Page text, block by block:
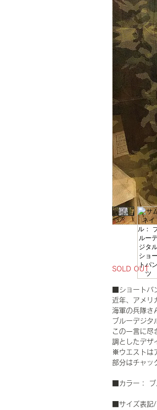
SOLD OUT
■ショートパ
近年、アメリ
海軍の兵隊さ
ブルーデジタ
この一言に尽
調としたデザ
※ウエストは
部分はチャッ
■カラー：
■サイズ表記